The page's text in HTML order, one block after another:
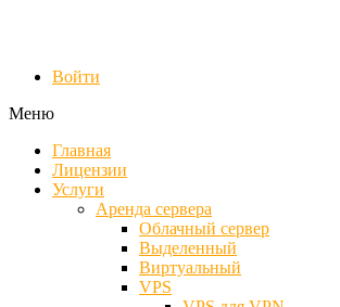
Войти
Меню
Главная
Лицензии
Услуги
Аренда сервера
Облачный сервер
Выделенный
Виртуальный
VPS